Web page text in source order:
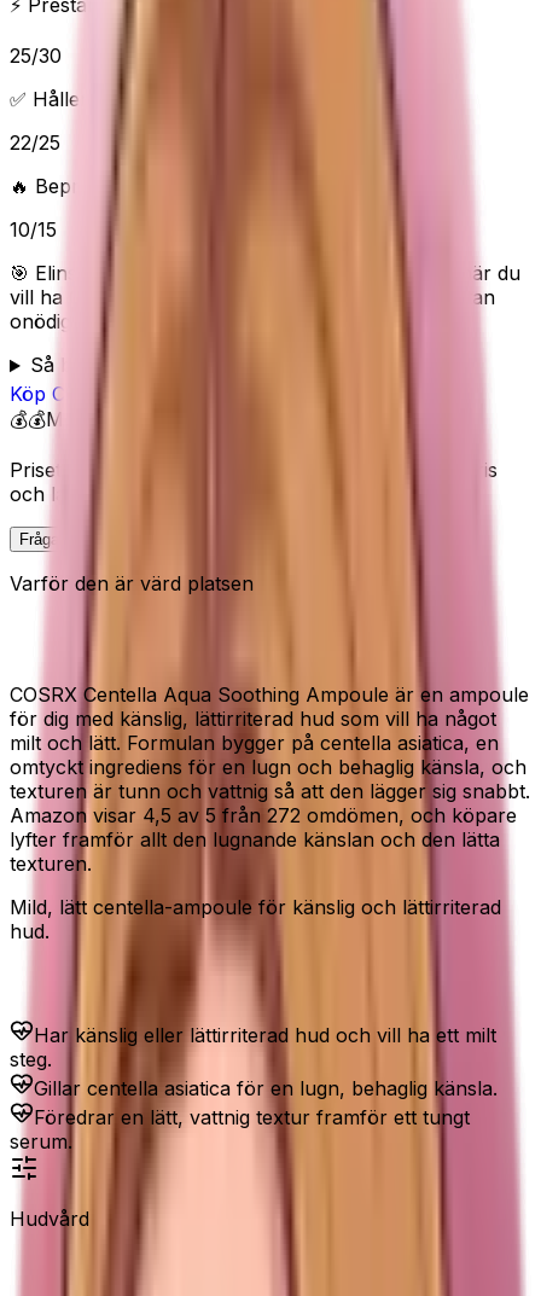
⚡ Prestanda & funktioner
25/30
✅ Håller vad det lovar
22/25
🔥 Beprövad/populär
10/15
🎯 Elins poäng:
Bra skönhetsval när du
vill ha COSRX Centella Aqua Soothing Ampoule utan
onödigt krångel.
Så bedömer Elin
Köp COSRX
💰💰Mellan
Priset visas inte här eftersom Amazon kan ändra pris
och lagerstatus.
Fråga Elin om denna
Varför den är värd platsen
Centella-ampoule för känslig hud
COSRX Centella Aqua Soothing Ampoule är en ampoule
för dig med känslig, lättirriterad hud som vill ha något
milt och lätt. Formulan bygger på centella asiatica, en
omtyckt ingrediens för en lugn och behaglig känsla, och
texturen är tunn och vattnig så att den lägger sig snabbt.
Amazon visar 4,5 av 5 från 272 omdömen, och köpare
lyfter framför allt den lugnande känslan och den lätta
texturen.
Mild, lätt centella-ampoule för känslig och lättirriterad
hud.
Har känslig eller lättirriterad hud och vill ha ett milt
steg.
Gillar centella asiatica för en lugn, behaglig känsla.
Föredrar en lätt, vattnig textur framför ett tungt
serum.
Hudvård
COSRX Centella Aqua Soothing